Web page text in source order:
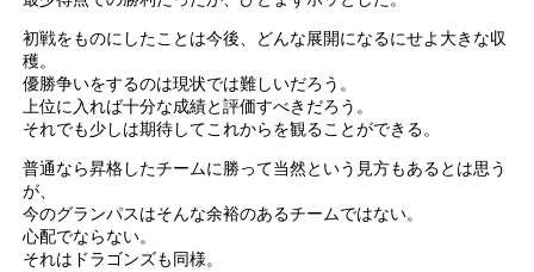
初戦をものにしたことは今後、どんな展開になるにせよ大きな収
穫。
優勝争いをするのは現状では難しいだろう。
上位に入れば十分な成績と評価すべきだろう。
それでも少しは期待してこれからを観ることができる。
普通なら昇格したチームに勝って当然という見方もあるとは思う
が、
今のグランパスはそんな余裕のあるチームではない。
心配でならない。
それはドラゴンズも同様。